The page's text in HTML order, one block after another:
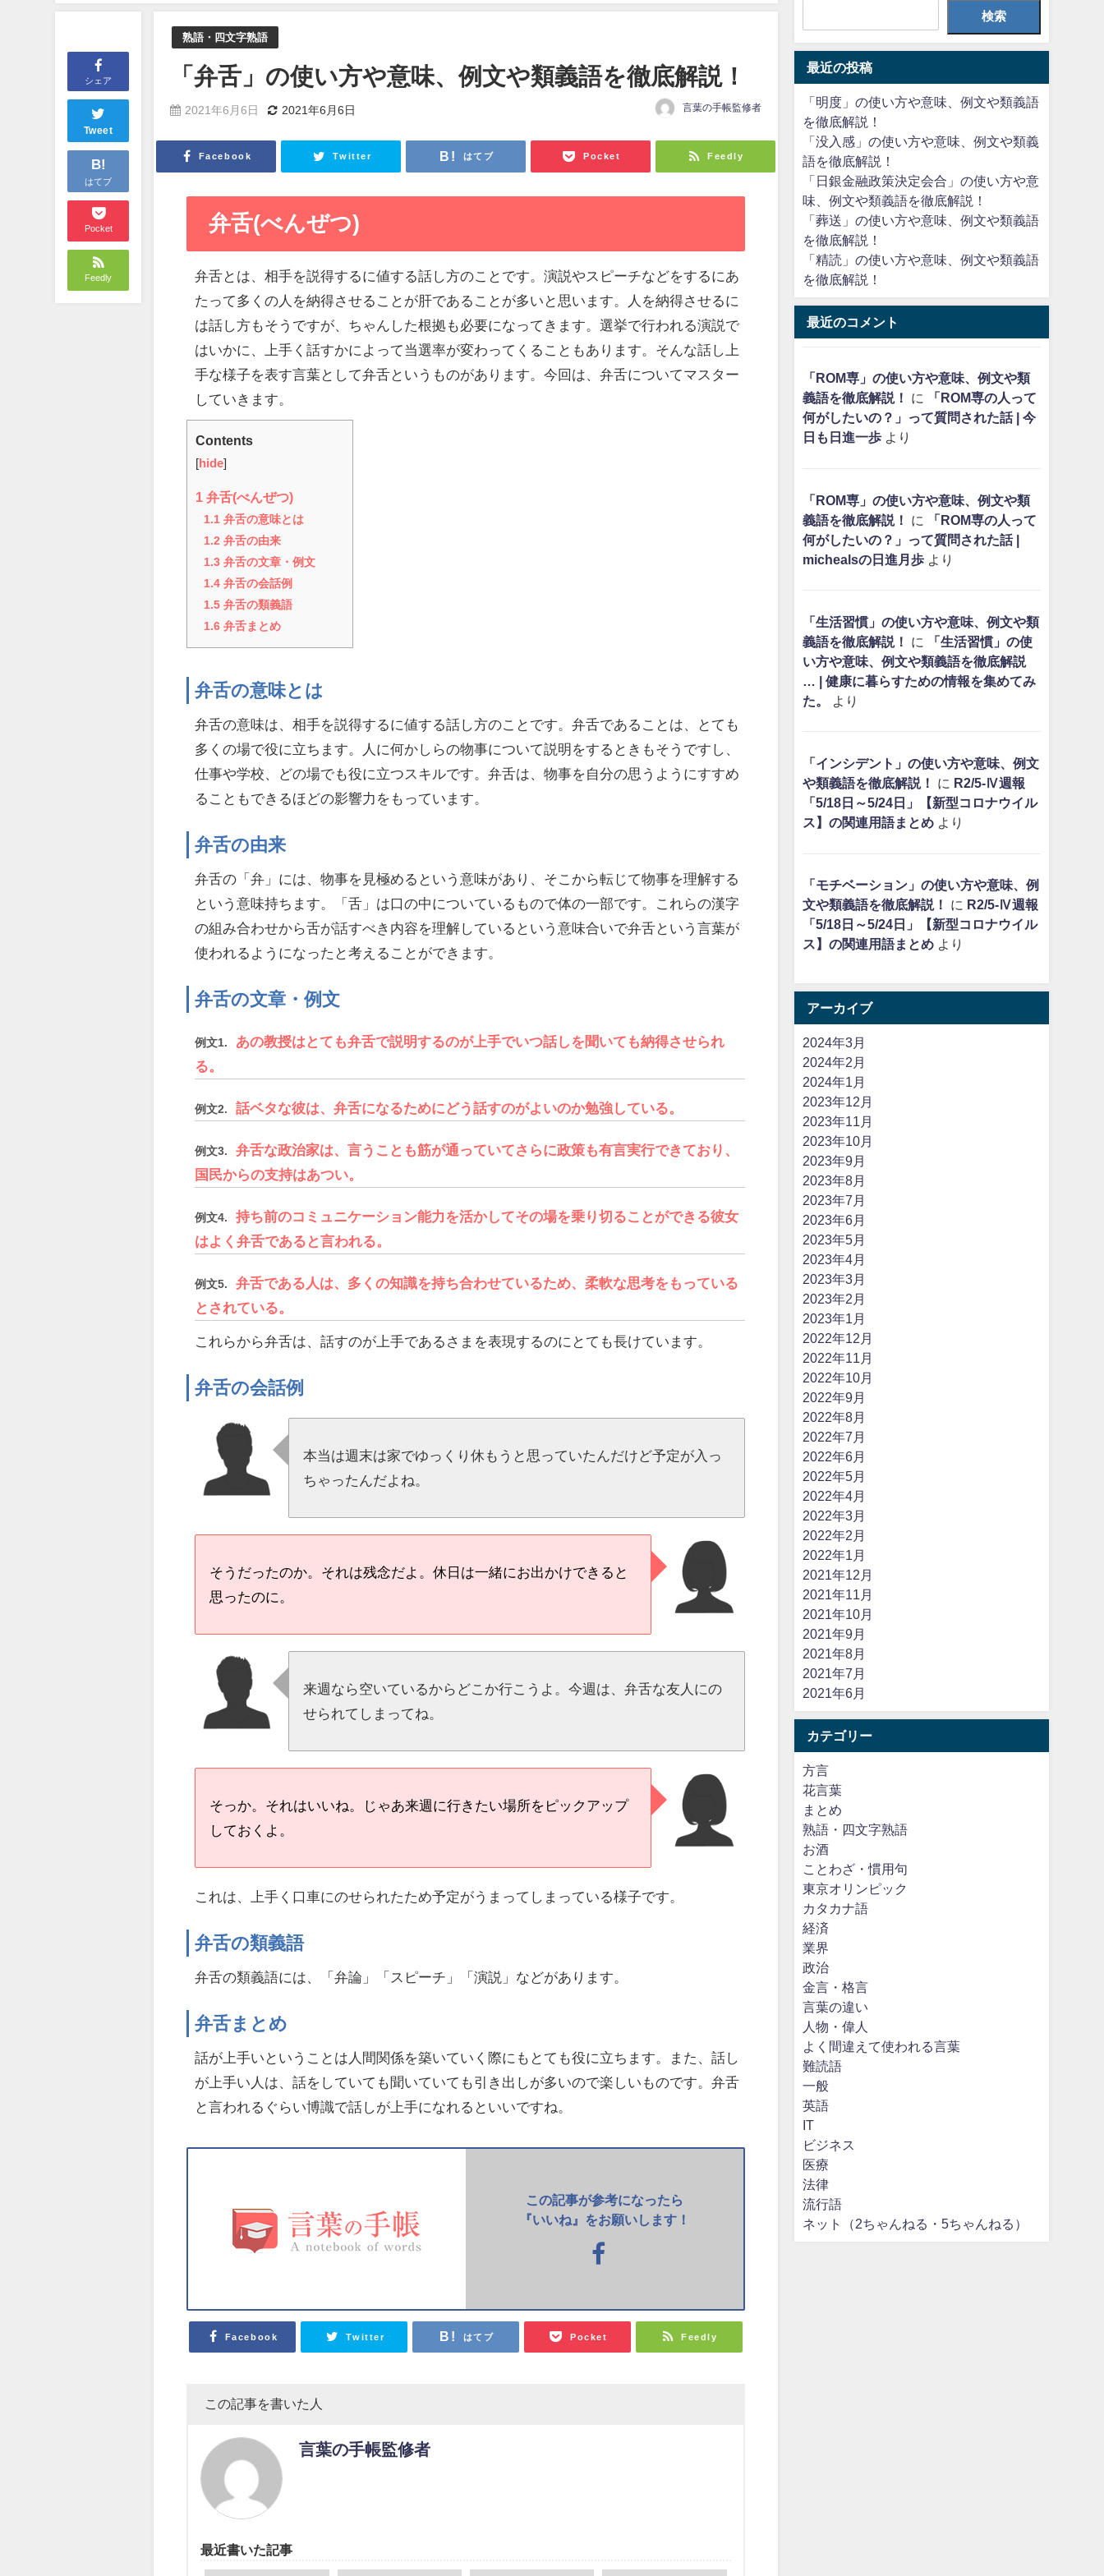
シェア
Tweet
B!
はてブ
Pocket
Feedly
熟語・四文字熟語
「弁舌」の使い方や意味、例文や類義語を徹底解説！
2021年6月6日 2021年6月6日 言葉の手帳監修者
Facebook Twitter はてブ Pocket Feedly
弁舌(べんぜつ)
弁舌とは、相手を説得するに値する話し方のことです。演説やスピーチなどをするにあ
たって多くの人を納得させることが肝であることが多いと思います。人を納得させるに
は話し方もそうですが、ちゃんした根拠も必要になってきます。選挙で行われる演説で
はいかに、上手く話すかによって当選率が変わってくることもあります。そんな話し上
手な様子を表す言葉として弁舌というものがあります。今回は、弁舌についてマスター
していきます。
Contents
[ hide]
1 弁舌(べんぜつ)
1.1 弁舌の意味とは
1.2 弁舌の由来
1.3 弁舌の文章・例文
1.4 弁舌の会話例
1.5 弁舌の類義語
1.6 弁舌まとめ
弁舌の意味とは
弁舌の意味は、相手を説得するに値する話し方のことです。弁舌であることは、とても
多くの場で役に立ちます。人に何かしらの物事について説明をするときもそうですし、
仕事や学校、どの場でも役に立つスキルです。弁舌は、物事を自分の思うようにすすめ
ることもできるほどの影響力をもっています。
弁舌の由来
弁舌の「弁」には、物事を見極めるという意味があり、そこから転じて物事を理解する
という意味持ちます。「舌」は口の中についているもので体の一部です。これらの漢字
の組み合わせから舌が話すべき内容を理解しているという意味合いで弁舌という言葉が
使われるようになったと考えることができます。
弁舌の文章・例文
例文1.
あの教授はとても弁舌で説明するのが上手でいつ話しを聞いても納得させられ
る。
例文2. 話ベタな彼は、弁舌になるためにどう話すのがよいのか勉強している。
例文3.
弁舌な政治家は、言うことも筋が通っていてさらに政策も有言実行できており、
国民からの支持はあつい。
例文4.
持ち前のコミュニケーション能力を活かしてその場を乗り切ることができる彼女
はよく弁舌であると言われる。
例文5.
弁舌である人は、多くの知識を持ち合わせているため、柔軟な思考をもっている
とされている。
これらから弁舌は、話すのが上手であるさまを表現するのにとても長けています。
弁舌の会話例
本当は週末は家でゆっくり休もうと思っていたんだけど予定が入っ
ちゃったんだよね。
そうだったのか。それは残念だよ。休日は一緒にお出かけできると
思ったのに。
来週なら空いているからどこか行こうよ。今週は、弁舌な友人にの
せられてしまってね。
そっか。それはいいね。じゃあ来週に行きたい場所をピックアップ
しておくよ。
これは、上手く口車にのせられたため予定がうまってしまっている様子です。
弁舌の類義語
弁舌の類義語には、「弁論」「スピーチ」「演説」などがあります。
弁舌まとめ
話が上手いということは人間関係を築いていく際にもとても役に立ちます。また、話し
が上手い人は、話をしていても聞いていても引き出しが多いので楽しいものです。弁舌
と言われるぐらい博識で話しが上手になれるといいですね。
この記事が参考になったら
『いいね』をお願いします！
Facebook Twitter はてブ Pocket Feedly
この記事を書いた人
言葉の手帳監修者
最近書いた記事
検索
最近の投稿
「明度」の使い方や意味、例文や類義語
を徹底解説！
「没入感」の使い方や意味、例文や類義
語を徹底解説！
「日銀金融政策決定会合」の使い方や意
味、例文や類義語を徹底解説！
「葬送」の使い方や意味、例文や類義語
を徹底解説！
「精読」の使い方や意味、例文や類義語
を徹底解説！
最近のコメント
「ROM専」の使い方や意味、例文や類
義語を徹底解説！
に
「ROM専の人って
何がしたいの？」って質問された話 | 今
日も日進一歩より
「ROM専」の使い方や意味、例文や類
義語を徹底解説！
に
「ROM専の人って
何がしたいの？」って質問された話 |
michealsの日進月歩より
「生活習慣」の使い方や意味、例文や類
義語を徹底解説！
に
「生活習慣」の使
い方や意味、例文や類義語を徹底解説
… | 健康に暮らすための情報を集めてみ
た。
より
「インシデント」の使い方や意味、例文
や類義語を徹底解説！
に R2/5-Ⅳ週報
「5/18日～5/24日」【新型コロナウイル
ス】の関連用語まとめより
「モチベーション」の使い方や意味、例
文や類義語を徹底解説！
に R2/5-Ⅳ週報
「5/18日～5/24日」【新型コロナウイル
ス】の関連用語まとめより
アーカイブ
2024年3月
2024年2月
2024年1月
2023年12月
2023年11月
2023年10月
2023年9月
2023年8月
2023年7月
2023年6月
2023年5月
2023年4月
2023年3月
2023年2月
2023年1月
2022年12月
2022年11月
2022年10月
2022年9月
2022年8月
2022年7月
2022年6月
2022年5月
2022年4月
2022年3月
2022年2月
2022年1月
2021年12月
2021年11月
2021年10月
2021年9月
2021年8月
2021年7月
2021年6月
カテゴリー
方言
花言葉
まとめ
熟語・四文字熟語
お酒
ことわざ・慣用句
東京オリンピック
カタカナ語
経済
業界
政治
金言・格言
言葉の違い
人物・偉人
よく間違えて使われる言葉
難読語
一般
英語
IT
ビジネス
医療
法律
流行語
ネット（2ちゃんねる・5ちゃんねる）